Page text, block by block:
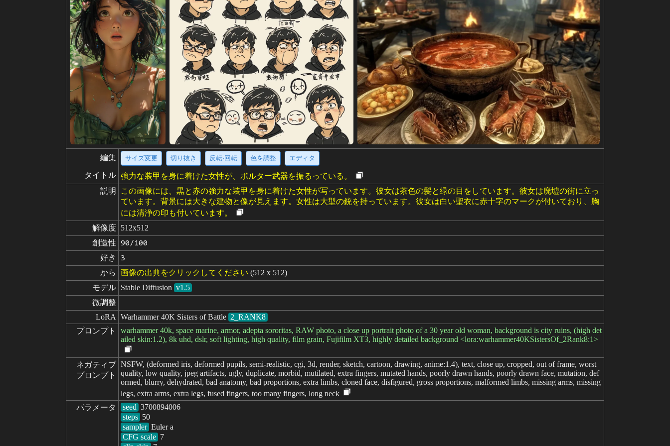
編集 サイズ変更 切り抜き 反転·回転 色を調整 エディタ
タイトル 強力な装甲を身に着けた女性が、ボルター武器を振るっている。
説明
この画像には、黒と赤の強力な装甲を身に着けた女性が写っています。彼女は茶色の髪と緑の目をしています。彼女は廃墟の街に立っ
ています。背景には大きな建物と像が見えます。女性は大型の銃を持っています。彼女は白い聖衣に赤十字のマークが付いており、胸
には清浄の印も付いています。
解像度 512x512
創造性
90/100
好き 3
から 画像の出典をクリックしてください (512 x 512)
モデル Stable Diffusion v1.5
微調整
LoRA
Warhammer 40K Sisters of Battle 2_RANK8
プロンプト
warhammer 40k, space marine, armor, adepta sororitas, RAW photo, a close up portrait photo of a 30 year old woman, background is city ruins, (high det
ailed skin:1.2), 8k uhd, dslr, soft lighting, high quality, film grain, Fujifilm XT3, highly detailed background <lora:warhammer40KSistersOf_2Rank8:1>
ネガティブ
プロンプト
NSFW, (deformed iris, deformed pupils, semi-realistic, cgi, 3d, render, sketch, cartoon, drawing, anime:1.4), text, close up, cropped, out of frame, worst
quality, low quality, jpeg artifacts, ugly, duplicate, morbid, mutilated, extra fingers, mutated hands, poorly drawn hands, poorly drawn face, mutation, def
ormed, blurry, dehydrated, bad anatomy, bad proportions, extra limbs, cloned face, disfigured, gross proportions, malformed limbs, missing arms, missing
legs, extra arms, extra legs, fused fingers, too many fingers, long neck
パラメータ
seed
steps
sampler
CFG scale